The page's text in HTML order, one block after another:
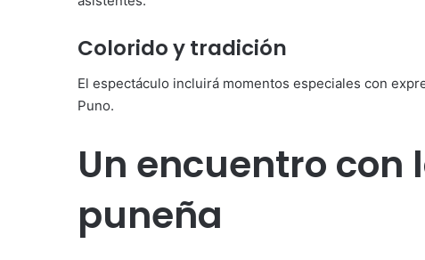
Colorido y tradición
El espectáculo incluirá momentos especiales con
Puno.
Un encuentro con
puneña